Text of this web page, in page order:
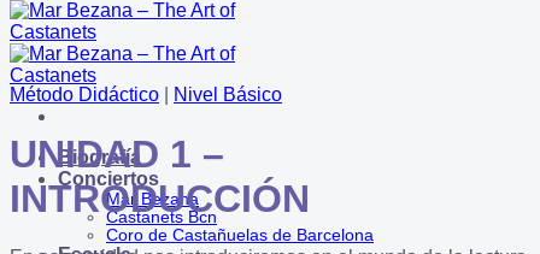
Biografía
Conciertos
Mar Bezana
Castanets Bcn
Coro de Castañuelas de Barcelona
Método Didáctico Nivel Básico
UNIDAD 1 –
INTRODUCCIÓN